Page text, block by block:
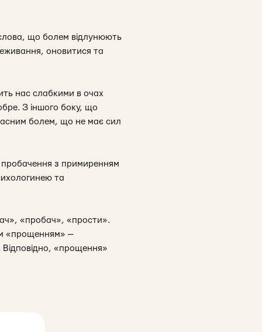
що болем відлунюють
оновитися та
нас слабкими в очах
З іншого боку, що
болем, що не має сил
з примиренням
та
«пробач», «прости».
«прощенням» —
Відповідно, «прощення»